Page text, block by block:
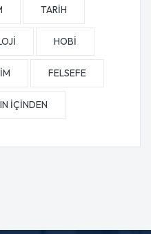
TARİH
HOBİ
FELSEFE
İÇİNDEN